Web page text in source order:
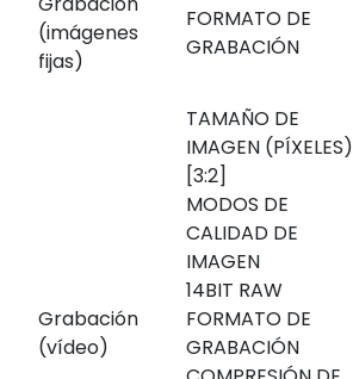
(imágenes
fijas)
FORMATO DE
GRABACIÓN
TAMAÑO DE
IMAGEN (PÍXELES)
[3:2]
MODOS DE
CALIDAD DE
IMAGEN
14BIT RAW
Grabación
(vídeo)
FORMATO DE
GRABACIÓN